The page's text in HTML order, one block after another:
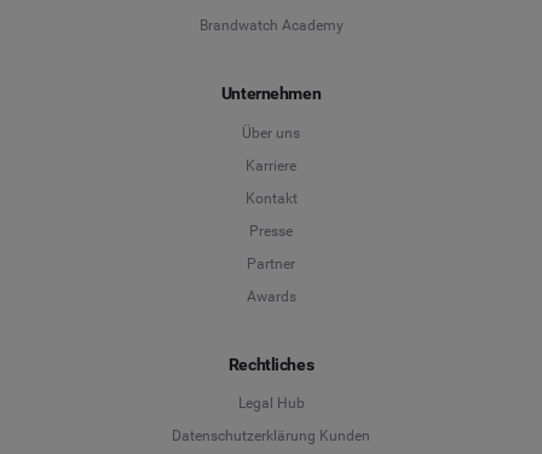
Brandwatch Academy
Unternehmen
Über uns
Karriere
Kontakt
Presse
Partner
Awards
Rechtliches
Legal Hub
Datenschutzerklärung Kunden